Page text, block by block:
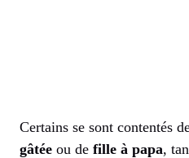
Certains se sont contentés
gâtée ou de fille à papa,